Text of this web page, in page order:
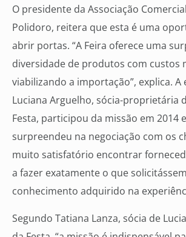
O presidente da Associação
Polidoro, reitera que esta é uma
abrir portas. “A Feira oferece uma
diversidade de produtos com custos
viabilizando a importação”, explica. A
Luciana Arguelho, sócia-proprietária
Festa, participou da missão em 2014
surpreendeu na negociação com os
muito satisfatório encontrar
a fazer exatamente o que
conhecimento adquirido na
Segundo Tatiana Lanza, sócia de